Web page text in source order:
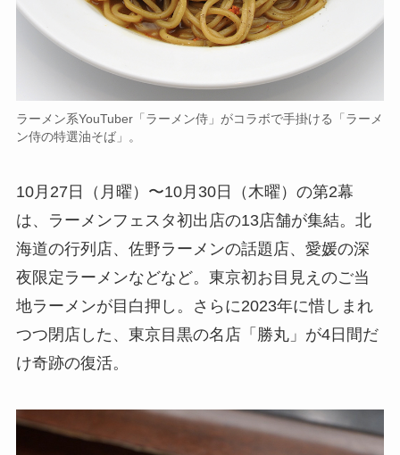
ラーメン系YouTuber「ラーメン侍」がコラボで手掛ける「ラーメ
ン侍の特選油そば」。
10月27日（月曜）〜10月30日（木曜）の第2幕
は、ラーメンフェスタ初出店の13店舗が集結。北
海道の行列店、佐野ラーメンの話題店、愛媛の深
夜限定ラーメンなどなど。東京初お目見えのご当
地ラーメンが目白押し。さらに2023年に惜しまれ
つつ閉店した、東京目黒の名店「勝丸」が4日間だ
け奇跡の復活。